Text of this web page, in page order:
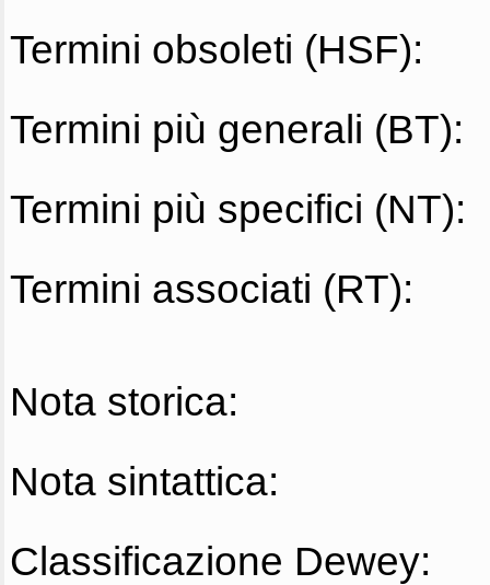
Termini obsoleti (HSF):
Termini più generali (BT):
Termini più specifici (NT):
Termini associati (RT):
Nota storica:
Nota sintattica:
Classificazione Dewey: